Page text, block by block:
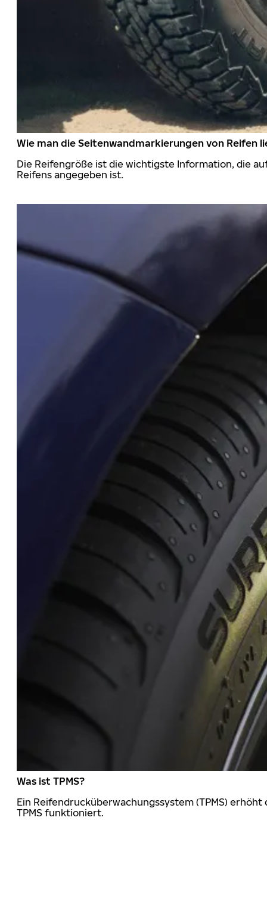
Wie man die Seitenwandmarkierungen von Reifen
Die Reifengröße ist die wichtigste Information, die
Reifens angegeben ist.
Was ist TPMS?
Ein Reifendrucküberwachungssystem (TPMS)
TPMS funktioniert.